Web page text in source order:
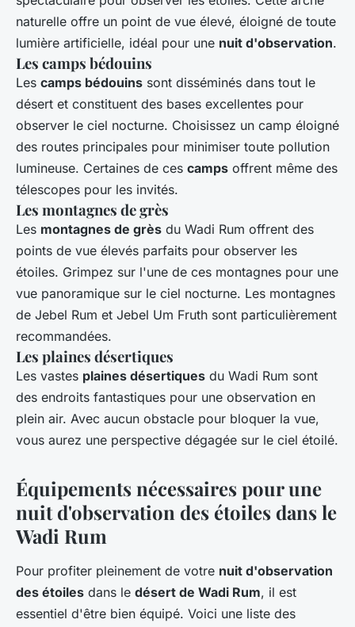
naturelle offre un point de vue élevé, éloigné de toute
lumière artificielle, idéal pour une nuit d'observation.
Les camps bédouins
Les camps bédouins sont disséminés dans tout le
désert et constituent des bases excellentes pour
observer le ciel nocturne. Choisissez un camp éloigné
des routes principales pour minimiser toute pollution
lumineuse. Certaines de ces camps offrent même des
télescopes pour les invités.
Les montagnes de grès
Les montagnes de grès du Wadi Rum offrent des
points de vue élevés parfaits pour observer les
étoiles. Grimpez sur l'une de ces montagnes pour une
vue panoramique sur le ciel nocturne. Les montagnes
de Jebel Rum et Jebel Um Fruth sont particulièrement
recommandées.
Les plaines désertiques
Les vastes plaines désertiques du Wadi Rum sont
des endroits fantastiques pour une observation en
plein air. Avec aucun obstacle pour bloquer la vue,
vous aurez une perspective dégagée sur le ciel étoilé.
Équipements nécessaires pour une
nuit d'observation des étoiles dans le
Wadi Rum
Pour profiter pleinement de votre nuit d'observation
des étoiles dans le désert de Wadi Rum, il est
essentiel d'être bien équipé. Voici une liste des